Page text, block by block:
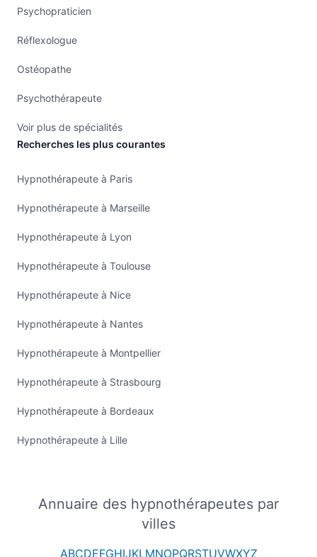
Psychopraticien
Réflexologue
Ostéopathe
Psychothérapeute
Voir plus de spécialités
Recherches les plus courantes
Hypnothérapeute à Paris
Hypnothérapeute à Marseille
Hypnothérapeute à Lyon
Hypnothérapeute à Toulouse
Hypnothérapeute à Nice
Hypnothérapeute à Nantes
Hypnothérapeute à Montpellier
Hypnothérapeute à Strasbourg
Hypnothérapeute à Bordeaux
Hypnothérapeute à Lille
Annuaire des hypnothérapeutes par
villes
ABCDEFGHIJKLMNOPQRSTUVWXYZ